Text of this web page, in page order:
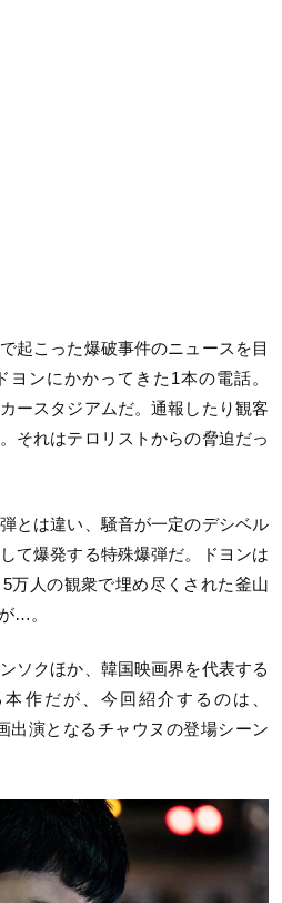
起こった爆破事件のニュースを目
ンにかかってきた1本の電話。
ースタジアムだ。通報したり観客
それはテロリストからの脅迫だっ
とは違い、騒音が一定のデシベル
て爆発する特殊爆弾だ。ドヨンは
万人の観衆で埋め尽くされた釜山
…。
ソクほか、韓国映画界を代表する
作だが、今回紹介するのは、
出演となるチャウヌの登場シーン